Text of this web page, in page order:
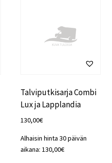
Talviputkisarja Combi
Lux ja Lapplandia
130,00€
Alhaisin hinta 30 päivän
aikana: 130,00€